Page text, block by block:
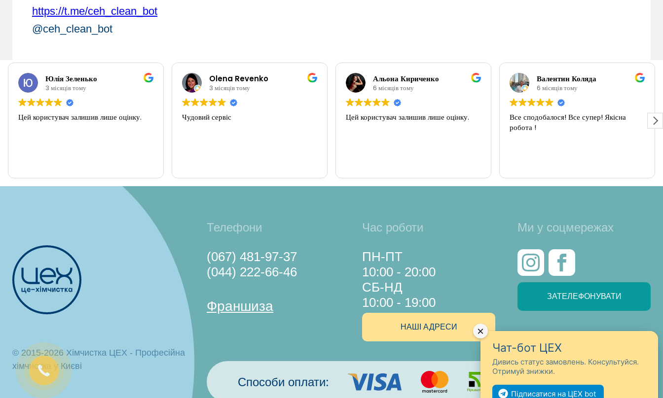
https://t.me/ceh_clean_bot
@ceh_clean_bot
Юлія Зеленько
3 місяців тому
Цей користувач залишив лише оцінку.
Olena Revenko
3 місяців тому
Чудовий сервіс
Альона Кириченко
6 місяців тому
Цей користувач залишив лише оцінку.
Валентин Коляда
6 місяців тому
Все сподобалося! Все супер! Якісна
робота !
© 2015-2026Хімчистка ЦЕХ - Професійна
хімчистка у Києві
Телефони
(067) 481-97-37
(044) 222-66-46
Франшиза
Час роботи
ПН-ПТ
10:00 - 20:00
СБ-НД
10:00 - 19:00
НАШІ АДРЕСИ
Ми у соцмережах
ЗАТЕЛЕФОНУВАТИ
Способи оплати:
Чат-бот ЦЕХ
Дивись статус замовлень. Консультуйся.
Отримуй знижки.
Підписатися на ЦЕХ bot
×